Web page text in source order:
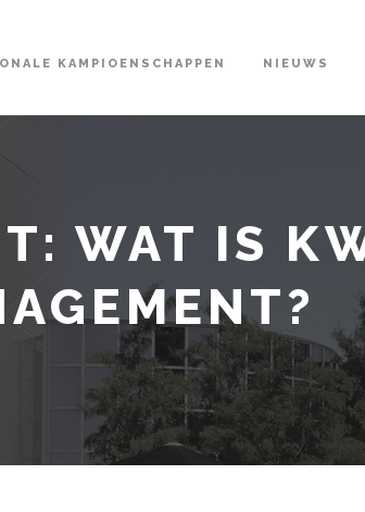
KAMPIOENSCHAPPEN NIEUWS
WAT IS